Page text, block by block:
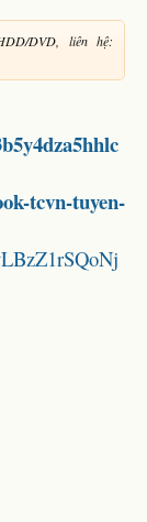
DVD, liên hệ:
tcvn-tuyen-